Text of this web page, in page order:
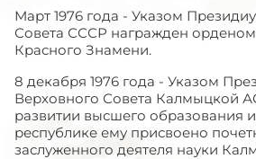
Март 1976 года - Указом
Совета СССР награжден
Красного Знамени.
8 декабря 1976 года - Указом
Верховного Совета Калмыцкой
развитии высшего образования
республике ему присвоено
заслуженного деятеля науки